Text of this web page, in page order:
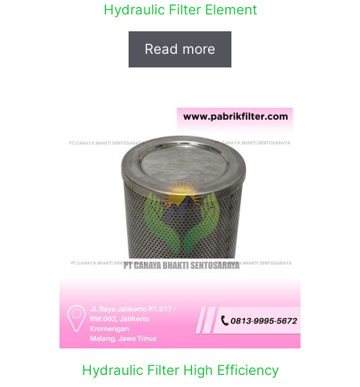
Hydraulic Filter Element
Read more
Hydraulic Filter High Efficiency